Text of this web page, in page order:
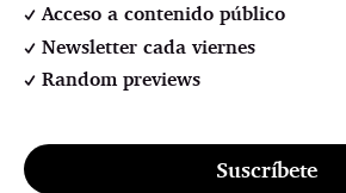
Acceso a contenido público
Newsletter cada viernes
Random previews
Suscríbete